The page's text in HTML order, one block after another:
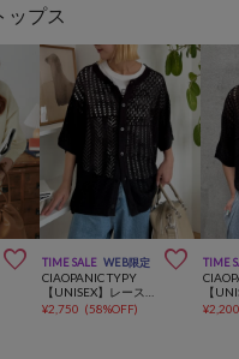
ップス
 TIME SALE WEB限定 
CIAOPANIC TYPY
¥2,750 (58%OFF)
TIME
¥